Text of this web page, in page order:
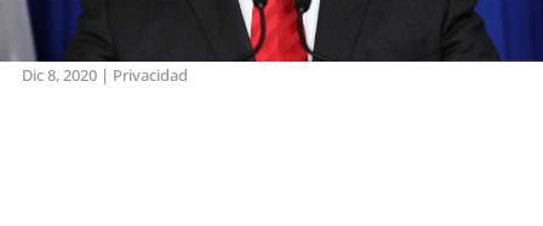
Dic 8, 2020| Privacidad